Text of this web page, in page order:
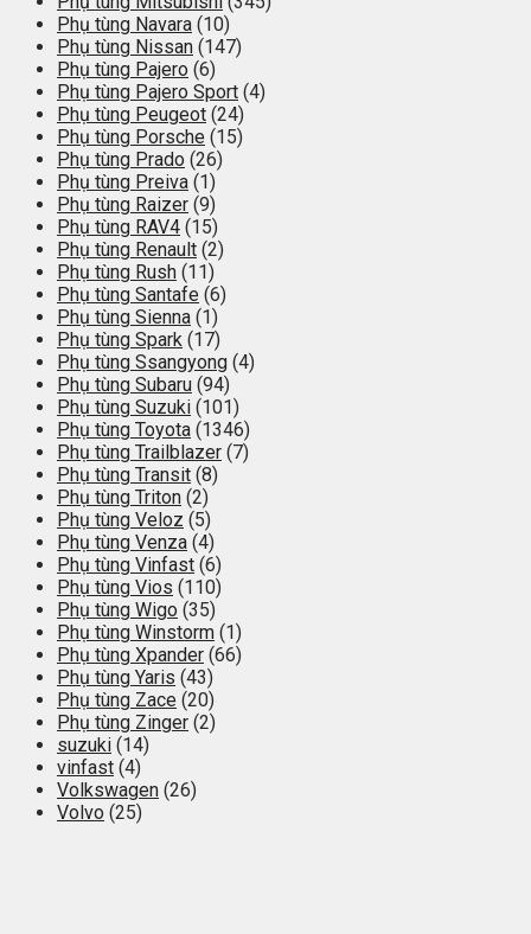
Phụ tùng Navara (10)
Phụ tùng Nissan (147)
Phụ tùng Pajero (6)
Phụ tùng Pajero Sport (4)
Phụ tùng Peugeot (24)
Phụ tùng Porsche (15)
Phụ tùng Prado (26)
Phụ tùng Preiva (1)
Phụ tùng Raizer (9)
Phụ tùng RAV4 (15)
Phụ tùng Renault (2)
Phụ tùng Rush (11)
Phụ tùng Santafe (6)
Phụ tùng Sienna (1)
Phụ tùng Spark (17)
Phụ tùng Ssangyong (4)
Phụ tùng Subaru (94)
Phụ tùng Suzuki (101)
Phụ tùng Toyota (1346)
Phụ tùng Trailblazer (7)
Phụ tùng Transit (8)
Phụ tùng Triton (2)
Phụ tùng Veloz (5)
Phụ tùng Venza (4)
Phụ tùng Vinfast (6)
Phụ tùng Vios (110)
Phụ tùng Wigo (35)
Phụ tùng Winstorm (1)
Phụ tùng Xpander (66)
Phụ tùng Yaris (43)
Phụ tùng Zace (20)
Phụ tùng Zinger (2)
suzuki (14)
vinfast (4)
Volkswagen (26)
Volvo (25)